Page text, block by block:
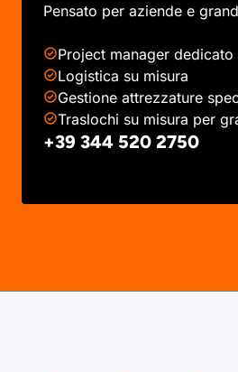
Pensato per aziende e
Project manager dedicato
Logistica su misura
Gestione attrezzature
Traslochi su misura per
+39 344 520 2750